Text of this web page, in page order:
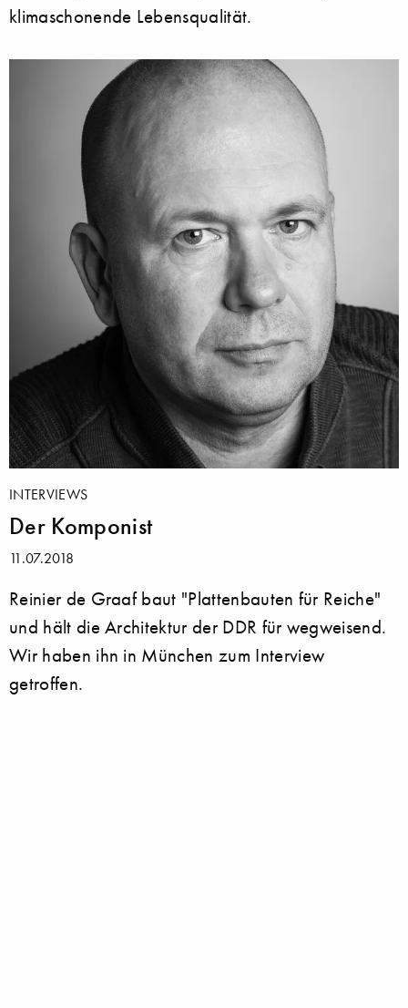
klimaschonende Lebensqualität.
INTERVIEWS
Der Komponist
11.07.2018
Reinier de Graaf baut "Plattenbauten für Reiche"
und hält die Architektur der DDR für wegweisend.
Wir haben ihn in München zum Interview
getroffen.